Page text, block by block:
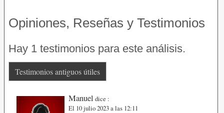
Opiniones, Reseñas y Testimonios
Hay 1 testimonios para este análisis.
Testimonios antiguos útiles
Manuel dice :
El 10 julio 2023 a las 12:11